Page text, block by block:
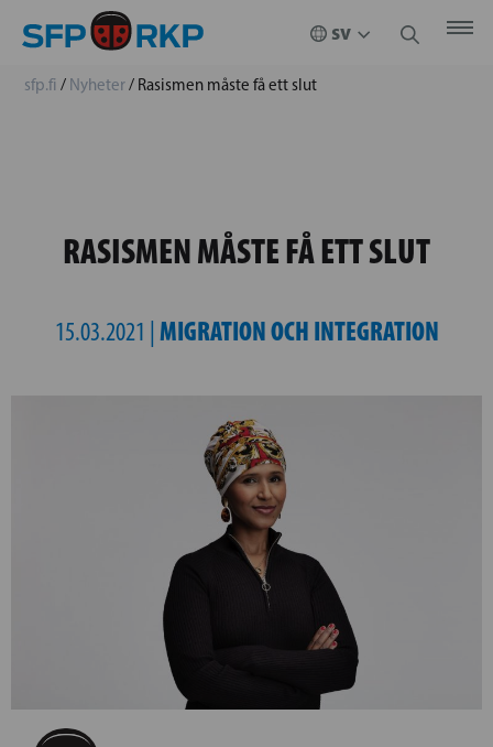
sfp.fi / Nyheter/ Rasismen måste få ett slut
RASISMEN MÅSTE FÅ ETT SLUT
15.03.2021 | MIGRATION OCH INTEGRATION